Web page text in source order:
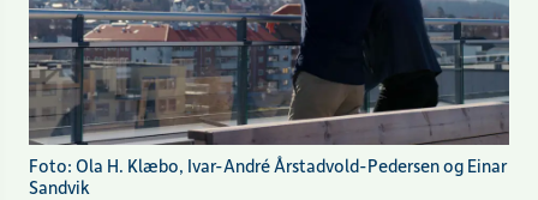
Foto: Ola H. Klæbo, Ivar-André Årstadvold-Pedersen og Einar
Sandvik